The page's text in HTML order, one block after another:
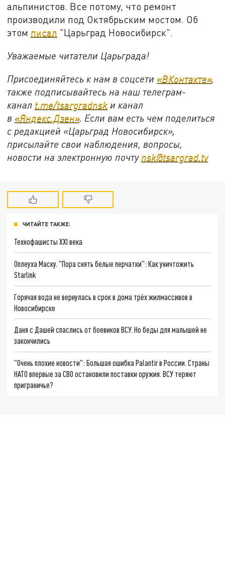
альпинистов. Все потому, что ремонт
производили под Октябрьским мостом. Об
этом писал "Царьград Новосибирск".
Уважаемые читатели Царьграда!
Присоединяйтесь к нам в соцсети «ВКонтакте»,
также подписывайтесь на наш телеграм-
канал t.me/tsargradnsk и канал
в «Яндекс.Дзен». Если вам есть чем поделиться
с редакцией «Царьград Новосибирск»,
присылайте свои наблюдения, вопросы,
новости на электронную почту nsk@tsargrad.tv
ЧИТАЙТЕ ТАКЖЕ:
Технофашисты XXI века
Оплеуха Маску. "Пора снять белые перчатки": Как уничтожить
Starlink
Горячая вода не вернулась в срок в дома трёх жилмассивов в
Новосибирске
Даня с Дашей спаслись от боевиков ВСУ. Но беды для малышей не
закончились
"Очень плохие новости": Большая ошибка Palantir в России. Страны
НАТО впервые за СВО остановили поставки оружия. ВСУ теряют
приграничье?